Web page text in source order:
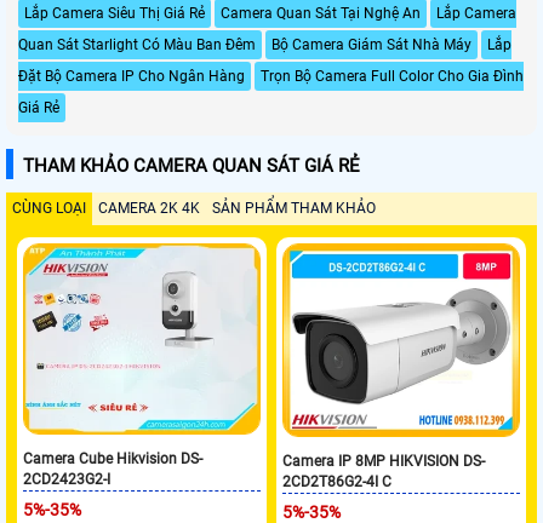
Lắp Camera Siêu Thị Giá Rẻ
Camera Quan Sát Tại Nghệ An
Lắp Camera
Quan Sát Starlight Có Màu Ban Đêm
Bộ Camera Giám Sát Nhà Máy
Lắp
Đặt Bộ Camera IP Cho Ngân Hàng
Trọn Bộ Camera Full Color Cho Gia Đình
Giá Rẻ
THAM KHẢO CAMERA QUAN SÁT GIÁ RẺ
CÙNG LOẠI CAMERA 2K 4K SẢN PHẨM THAM KHẢO
Camera Cube Hikvision DS-
2CD2423G2-I
5%-35%
Camera IP 8MP HIKVISION DS-
2CD2T86G2-4I C
5%-35%